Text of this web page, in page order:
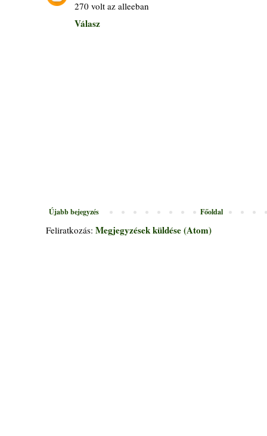
270 volt az alleeban
Válasz
Újabb bejegyzés Főoldal
Feliratkozás: Megjegyzések küldése (Atom)